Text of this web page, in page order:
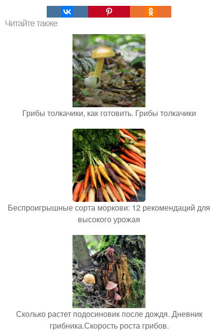
Читайте также
Грибы толкачики, как готовить. Грибы толкачики
Беспроигрышные сорта моркови: 12 рекомендаций для
высокого урожая
Сколько растет подосиновик после дождя. Дневник
грибника.Скорость роста грибов.